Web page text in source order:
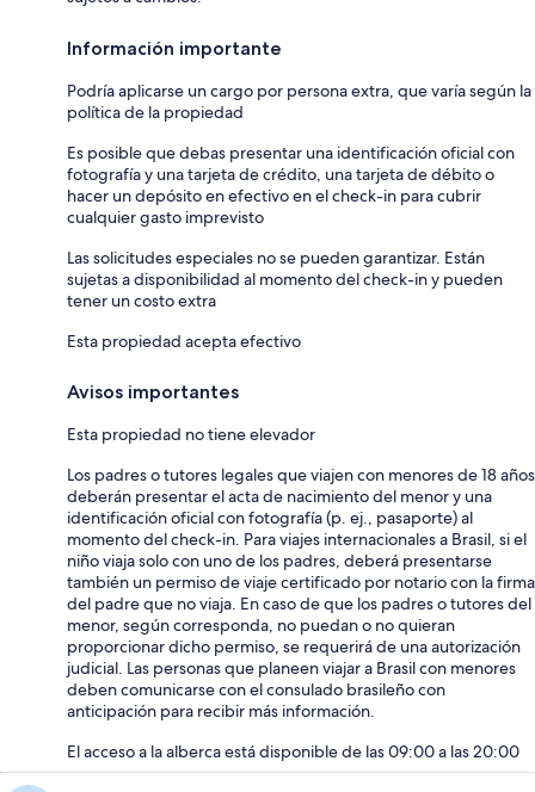
Información importante
Podría aplicarse un cargo por persona extra, que varía según la
política de la propiedad
Es posible que debas presentar una identificación oficial con
fotografía y una tarjeta de crédito, una tarjeta de débito o
hacer un depósito en efectivo en el check-in para cubrir
cualquier gasto imprevisto
Las solicitudes especiales no se pueden garantizar. Están
sujetas a disponibilidad al momento del check-in y pueden
tener un costo extra
Esta propiedad acepta efectivo
Avisos importantes
Esta propiedad no tiene elevador
Los padres o tutores legales que viajen con menores de 18 años
deberán presentar el acta de nacimiento del menor y una
identificación oficial con fotografía (p. ej., pasaporte) al
momento del check-in. Para viajes internacionales a Brasil, si el
niño viaja solo con uno de los padres, deberá presentarse
también un permiso de viaje certificado por notario con la firma
del padre que no viaja. En caso de que los padres o tutores del
menor, según corresponda, no puedan o no quieran
proporcionar dicho permiso, se requerirá de una autorización
judicial. Las personas que planeen viajar a Brasil con menores
deben comunicarse con el consulado brasileño con
anticipación para recibir más información.
El acceso a la alberca está disponible de las 09:00 a las 20:00